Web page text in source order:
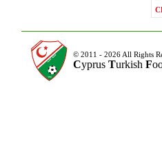
© 2011 - 2026 All Rights
Cyprus Turkish F